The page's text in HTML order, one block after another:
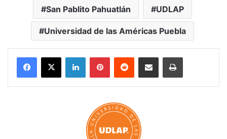
San Pablito Pahuatlán UDLAP
Universidad de las Américas Puebla
LinkedInPinterestReddit Share via Email Print